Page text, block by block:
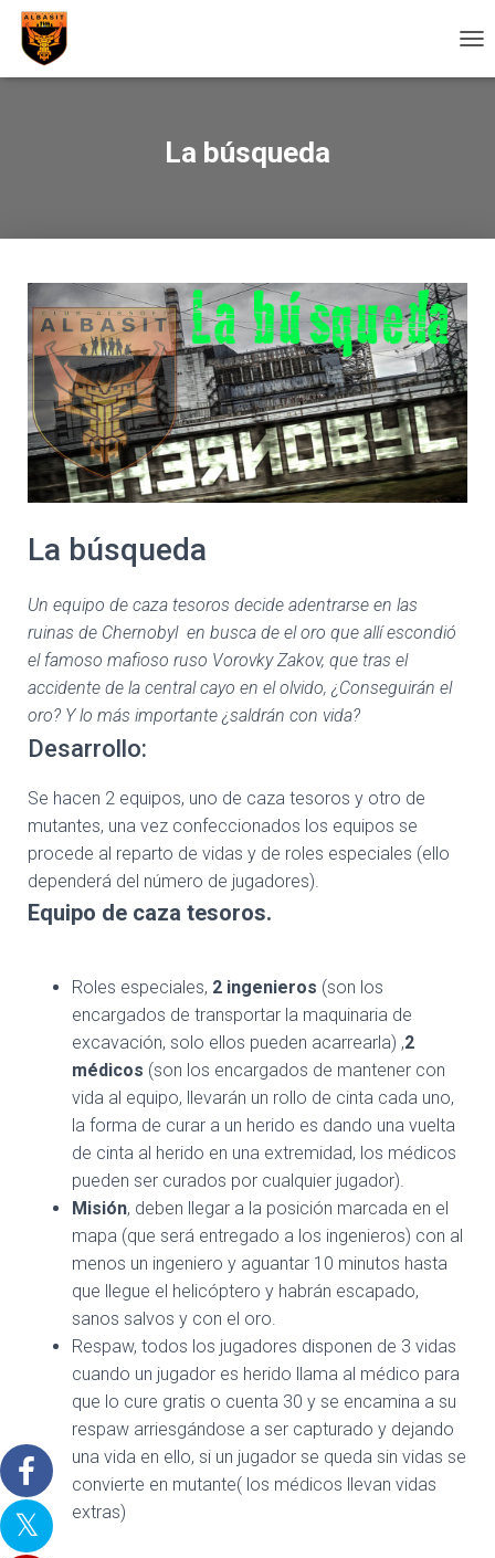
A
La búsqueda
La búsqueda
Un equipo de caza tesoros decide adentrarse en las
ruinas de Chernobyl en busca de el oro que allí escondió
el famoso mafioso ruso Vorovky Zakov, que tras el
accidente de la central cayo en el olvido, ¿Conseguirán el
oro? Y lo más importante ¿saldrán con vida?
Desarrollo:
Se hacen 2 equipos, uno de caza tesoros y otro de
mutantes, una vez confeccionados los equipos se
procede al reparto de vidas y de roles especiales (ello
dependerá del número de jugadores).
Equipo de caza tesoros.
Roles especiales, 2 ingenieros (son los
encargados de transportar la maquinaria de
excavación, solo ellos pueden acarrearla) ,2
médicos (son los encargados de mantener con
vida al equipo, llevarán un rollo de cinta cada uno,
la forma de curar a un herido es dando una vuelta
de cinta al herido en una extremidad, los médicos
pueden ser curados por cualquier jugador).
Misión, deben llegar a la posición marcada en el
mapa (que será entregado a los ingenieros) con al
menos un ingeniero y aguantar 10 minutos hasta
que llegue el helicóptero y habrán escapado,
sanos salvos y con el oro.
Respaw, todos los jugadores disponen de 3 vidas
cuando un jugador es herido llama al médico para
que lo cure gratis o cuenta 30 y se encamina a su
respaw arriesgándose a ser capturado y dejando
una vida en ello, si un jugador se queda sin vidas se
convierte en mutante( los médicos llevan vidas
extras)